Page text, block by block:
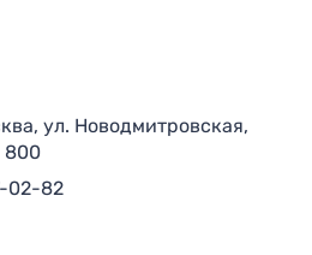
ул. Новодмитровская,
800
02-82